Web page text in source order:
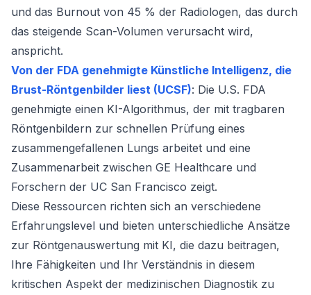
und das Burnout von 45 % der Radiologen, das durch
das steigende Scan-Volumen verursacht wird,
anspricht.
Von der FDA genehmigte Künstliche Intelligenz, die
Brust-Röntgenbilder liest (UCSF): Die U.S. FDA
genehmigte einen KI-Algorithmus, der mit tragbaren
Röntgenbildern zur schnellen Prüfung eines
zusammengefallenen Lungs arbeitet und eine
Zusammenarbeit zwischen GE Healthcare und
Forschern der UC San Francisco zeigt.
Diese Ressourcen richten sich an verschiedene
Erfahrungslevel und bieten unterschiedliche Ansätze
zur Röntgenauswertung mit KI, die dazu beitragen,
Ihre Fähigkeiten und Ihr Verständnis in diesem
kritischen Aspekt der medizinischen Diagnostik zu